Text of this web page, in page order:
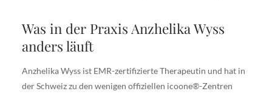
Was in der Praxis Anzhelika Wyss
anders läuft
Anzhelika Wyss ist EMR-zertifizierte Therapeutin und hat in
der Schweiz zu den wenigen offiziellen icoone®-Zentren